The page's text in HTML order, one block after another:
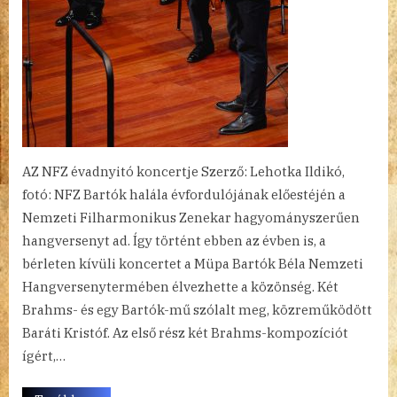
AZ NFZ évadnyitó koncertje Szerző: Lehotka Ildikó,
fotó: NFZ Bartók halála évfordulójának előestéjén a
Nemzeti Filharmonikus Zenekar hagyományszerűen
hangversenyt ad. Így történt ebben az évben is, a
bérleten kívüli koncertet a Müpa Bartók Béla Nemzeti
Hangversenytermében élvezhette a közönség. Két
Brahms- és egy Bartók-mű szólalt meg, közreműködött
Baráti Kristóf. Az első rész két Brahms-kompozíciót
ígért,…